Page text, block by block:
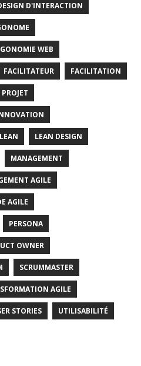
D'INTERACTION
WEB
FACILITATEUR FACILITATION
LEAN LEAN DESIGN
MANAGEMENT
AGILE
AGILE
PERSONA
OWNER
SCRUMMASTER
AGILE
STORIES UTILISABILITÉ